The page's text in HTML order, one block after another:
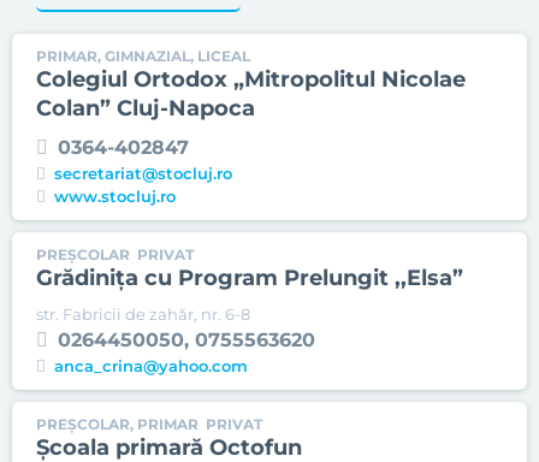
PRIMAR, GIMNAZIAL, LICEAL
Colegiul Ortodox „Mitropolitul Nicolae
Colan” Cluj-Napoca
0364-402847
secretariat@stocluj.ro
www.stocluj.ro
PREȘCOLAR PRIVAT
Grădinița cu Program Prelungit ,,Elsa”
str. Fabricii de zahăr, nr. 6-8
0264450050, 0755563620
anca_crina@yahoo.com
PREȘCOLAR, PRIMAR PRIVAT
Școala primară Octofun